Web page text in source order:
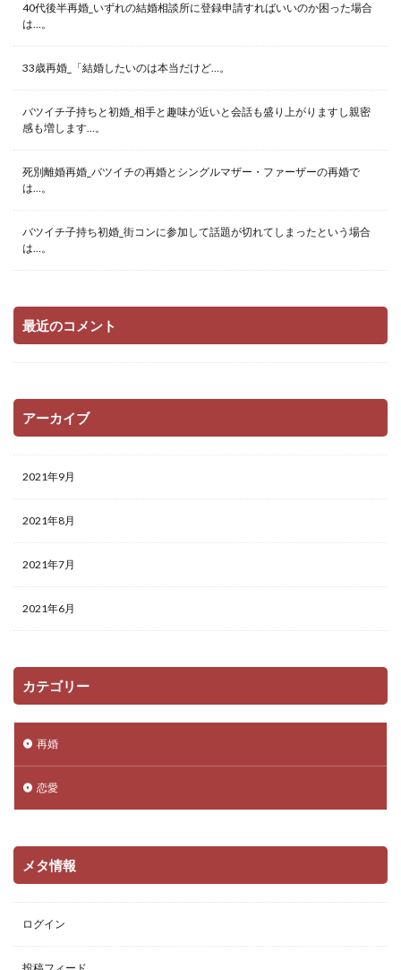
40代後半再婚_いずれの結婚相談所に登録申請すればいいのか困った場合
は…。
33歳再婚_「結婚したいのは本当だけど…。
バツイチ子持ちと初婚_相手と趣味が近いと会話も盛り上がりますし親密
感も増します…。
死別離婚再婚_バツイチの再婚とシングルマザー・ファーザーの再婚で
は…。
バツイチ子持ち初婚_街コンに参加して話題が切れてしまったという場合
は…。
最近のコメント
アーカイブ
2021年9月
2021年8月
2021年7月
2021年6月
カテゴリー
再婚
恋愛
メタ情報
ログイン